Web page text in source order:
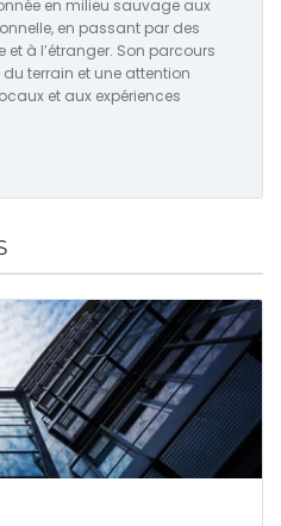
en milieu sauvage aux
en passant par des
et à l’étranger. Son parcours
terrain et une attention
et aux expériences